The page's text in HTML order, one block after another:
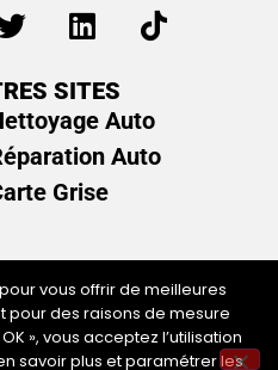
SITES
Auto
Auto
Grise
légales & politique de
vous offrir de meilleures
pour des raisons de mesure
», vous acceptez l’utilisation
savoir plus et paramétrer les